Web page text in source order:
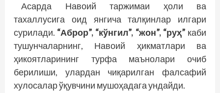
Асарда Навоий таржимаи ҳоли ва
тахаллусига оид янгича талқинлар илгари
сурилади. “Аброр”, “кўнгил”, “жон”, “руҳ” каби
тушунчаларнинг, Навоий ҳикматлари ва
ҳикоятларининг турфа маънолари очиб
берилиши, улардан чиқарилган фалсафий
хулосалар ўқувчини мушоҳадага ундайди.